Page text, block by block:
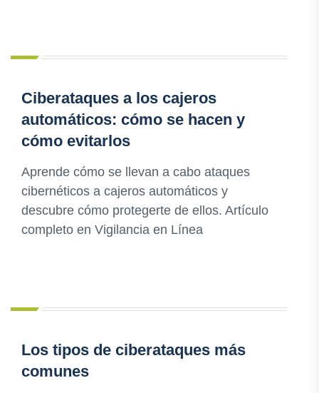
Ciberataques a los cajeros
automáticos: cómo se hacen y
cómo evitarlos
Aprende cómo se llevan a cabo ataques
cibernéticos a cajeros automáticos y
descubre cómo protegerte de ellos. Artículo
completo en Vigilancia en Línea
Los tipos de ciberataques más
comunes